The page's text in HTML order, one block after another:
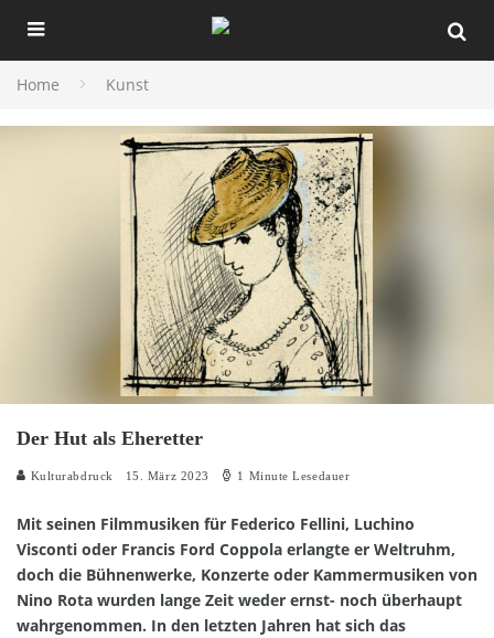
Home Kunst
Der Hut als Eheretter
Kulturabdruck 15. März 2023 1 Minute Lesedauer
Mit seinen Filmmusiken für Federico Fellini, Luchino
Visconti oder Francis Ford Coppola erlangte er Weltruhm,
doch die Bühnenwerke, Konzerte oder Kammermusiken von
Nino Rota wurden lange Zeit weder ernst- noch überhaupt
wahrgenommen. In den letzten Jahren hat sich das